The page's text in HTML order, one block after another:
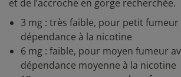
et de l’accroche en gorge recherchée.
3 mg : très faible, pour petit fumeur
dépendance à la nicotine
6 mg : faible, pour moyen fumeur
dépendance moyenne à la nicotine